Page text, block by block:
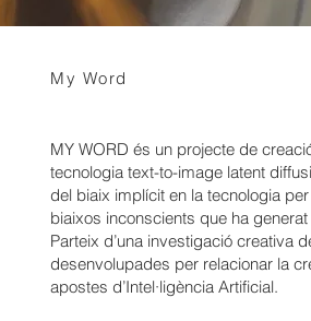
My Word
MY WORD és un projecte de
tecnologia text-to-image latent
del biaix implícit en la tecnologia
biaixos inconscients que ha
Parteix d’una investigació creativa
desenvolupades per relacionar la
apostes d’Intel·ligència Artificial.